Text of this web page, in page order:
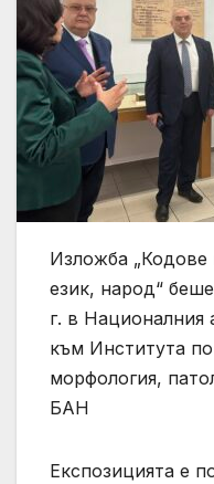
Изложба „Кодове
език, народ“
г. в Националния
към Института
морфология,
БАН
Експозицията е